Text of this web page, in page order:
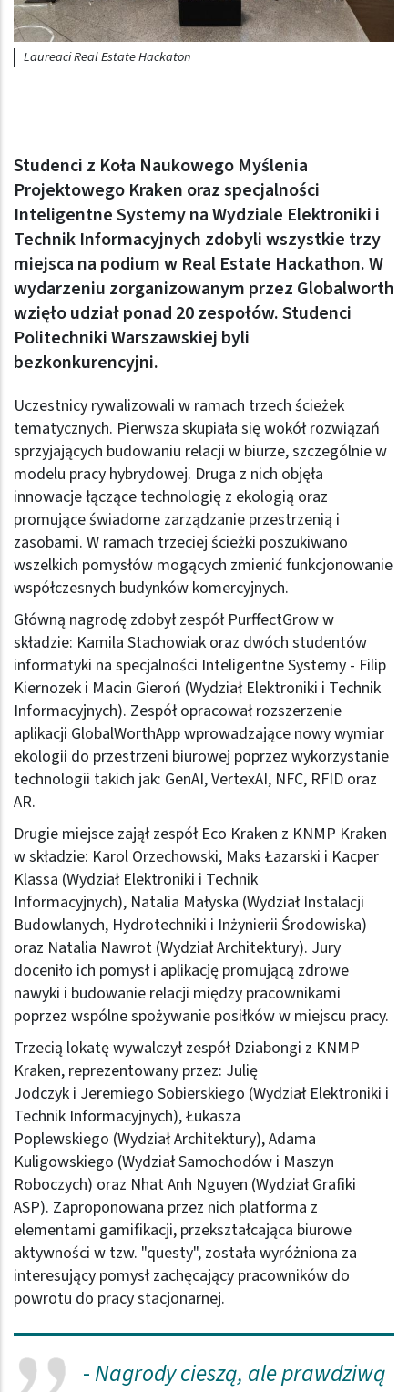
Laureaci Real Estate Hackaton
Studenci z Koła Naukowego Myślenia
Projektowego Kraken oraz specjalności
Inteligentne Systemy na Wydziale Elektroniki i
Technik Informacyjnych zdobyli wszystkie trzy
miejsca na podium w Real Estate Hackathon. W
wydarzeniu zorganizowanym przez Globalworth
wzięło udział ponad 20 zespołów. Studenci
Politechniki Warszawskiej byli
bezkonkurencyjni.
Uczestnicy rywalizowali w ramach trzech ścieżek
tematycznych. Pierwsza skupiała się wokół rozwiązań
sprzyjających budowaniu relacji w biurze, szczególnie w
modelu pracy hybrydowej. Druga z nich objęła
innowacje łączące technologię z ekologią oraz
promujące świadome zarządzanie przestrzenią i
zasobami. W ramach trzeciej ścieżki poszukiwano
wszelkich pomysłów mogących zmienić funkcjonowanie
współczesnych budynków komercyjnych.
Główną nagrodę zdobył zespół PurffectGrow w
składzie: Kamila Stachowiak oraz dwóch studentów
informatyki na specjalności Inteligentne Systemy - Filip
Kiernozek i Macin Gieroń (Wydział Elektroniki i Technik
Informacyjnych). Zespół opracował rozszerzenie
aplikacji GlobalWorthApp wprowadzające nowy wymiar
ekologii do przestrzeni biurowej poprzez wykorzystanie
technologii takich jak: GenAI, VertexAI, NFC, RFID oraz
AR.
Drugie miejsce zajął zespół Eco Kraken z KNMP Kraken
w składzie: Karol Orzechowski, Maks Łazarski i Kacper
Klassa (Wydział Elektroniki i Technik
Informacyjnych), Natalia Małyska (Wydział Instalacji
Budowlanych, Hydrotechniki i Inżynierii Środowiska)
oraz Natalia Nawrot (Wydział Architektury). Jury
doceniło ich pomysł i aplikację promującą zdrowe
nawyki i budowanie relacji między pracownikami
poprzez wspólne spożywanie posiłków w miejscu pracy.
Trzecią lokatę wywalczył zespół Dziabongi z KNMP
Kraken, reprezentowany przez: Julię
Jodczyk i Jeremiego Sobierskiego (Wydział Elektroniki i
Technik Informacyjnych), Łukasza
Poplewskiego (Wydział Architektury), Adama
Kuligowskiego (Wydział Samochodów i Maszyn
Roboczych) oraz Nhat Anh Nguyen (Wydział Grafiki
ASP). Zaproponowana przez nich platforma z
elementami gamifikacji, przekształcająca biurowe
aktywności w tzw. "questy", została wyróżniona za
interesujący pomysł zachęcający pracowników do
powrotu do pracy stacjonarnej.
-Nagrody cieszą, ale prawdziwą